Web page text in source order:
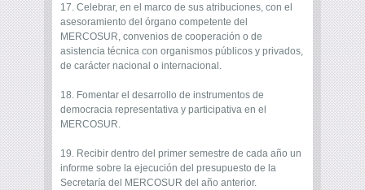
17. Celebrar, en el marco de sus atribuciones, con el
asesoramiento del órgano competente del
MERCOSUR, convenios de cooperación o de
asistencia técnica con organismos públicos y privados,
de carácter nacional o internacional.
18. Fomentar el desarrollo de instrumentos de
democracia representativa y participativa en el
MERCOSUR.
19. Recibir dentro del primer semestre de cada año un
informe sobre la ejecución del presupuesto de la
Secretaría del MERCOSUR del año anterior.